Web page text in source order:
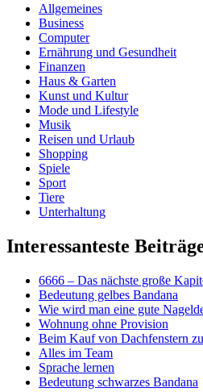
Allgemeines
Business
Computer
Ernährung und Gesundheit
Finanzen
Haus & Garten
Kunst und Kultur
Mode und Lifestyle
Musik
Reisen und Urlaub
Shopping
Spiele
Sport
Tiere
Unterhaltung
Interessanteste
6666 – Das nächste große
Bedeutung gelbes Bandana
Wie wird man eine gute
Wohnung ohne Provision
Beim Kauf von Dachfenstern
Alles im Team
Sprache lernen
Bedeutung schwarzes Bandana